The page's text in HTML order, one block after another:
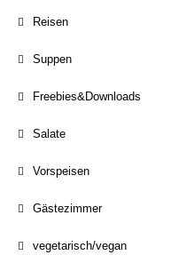
Reisen
Suppen
Freebies&Downloads
Salate
Vorspeisen
Gästezimmer
vegetarisch/vegan